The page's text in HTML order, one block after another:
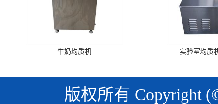
牛奶均质机 实验室均质
版权所有 Copyright